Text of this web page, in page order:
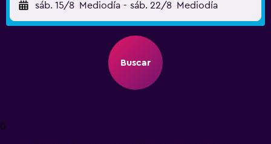
sáb. 15/8 Mediodía - sáb. 22/8 Mediodía
Buscar
0